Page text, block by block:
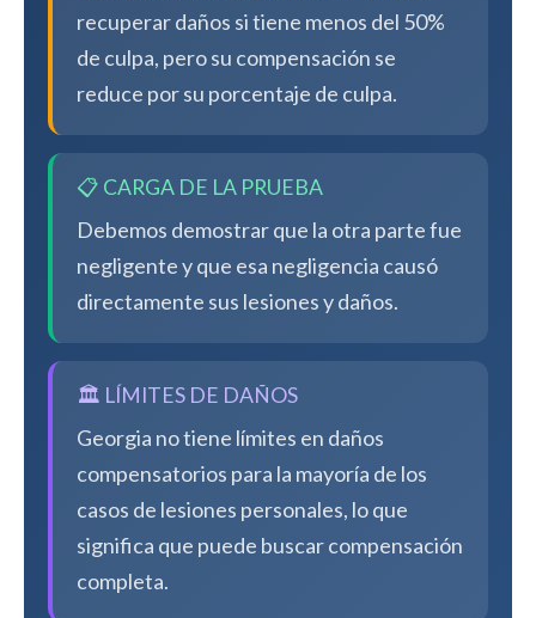
recuperar daños si tiene menos del 50%
de culpa, pero su compensación se
reduce por su porcentaje de culpa.
📋 CARGA DE LA PRUEBA
Debemos demostrar que la otra parte fue
negligente y que esa negligencia causó
directamente sus lesiones y daños.
🏛️ LÍMITES DE DAÑOS
Georgia no tiene límites en daños
compensatorios para la mayoría de los
casos de lesiones personales, lo que
significa que puede buscar compensación
completa.